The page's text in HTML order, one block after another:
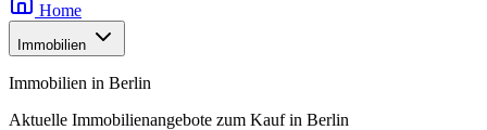
Home
Immobilien
Immobilien in Berlin
Aktuelle Immobilienangebote zum Kauf in Berlin